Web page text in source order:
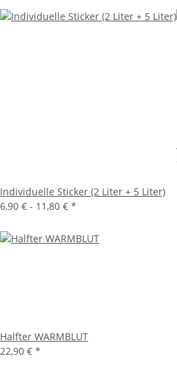
Individuelle Sticker (2 Liter + 5 Liter)
6,90 € - 11,80 € *
Halfter WARMBLUT
22,90 € *